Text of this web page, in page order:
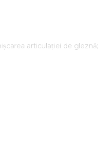
articulației de gleznă;